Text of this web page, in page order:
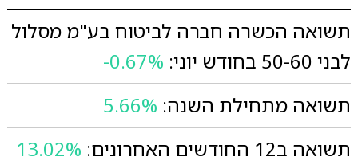
תשואה הכשרה חברה לביטוח בע"מ מסלול
לבני 50-60 בחודש יוני:
-0.67%
תשואה מתחילת השנה: 5.66%
תשואה ב12 החודשים האחרונים:
13.02%